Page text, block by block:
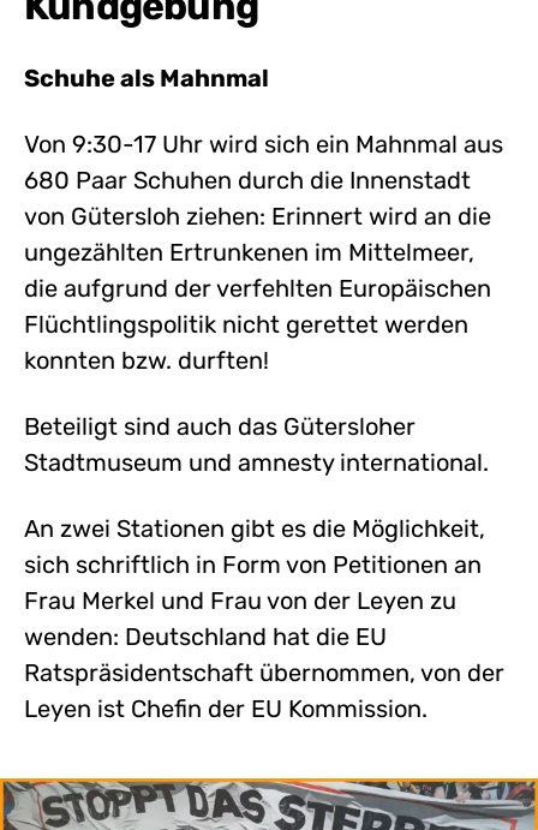
Schuhe als Mahnmal
Von 9:30-17 Uhr wird sich ein Mahnmal aus
680 Paar Schuhen durch die Innenstadt
von Gütersloh ziehen: Erinnert wird an die
ungezählten Ertrunkenen im Mittelmeer,
die aufgrund der verfehlten Europäischen
Flüchtlingspolitik nicht gerettet werden
konnten bzw. durften!
Beteiligt sind auch das Gütersloher
Stadtmuseum und amnesty international.
An zwei Stationen gibt es die Möglichkeit,
sich schriftlich in Form von Petitionen an
Frau Merkel und Frau von der Leyen zu
wenden: Deutschland hat die EU
Ratspräsidentschaft übernommen, von der
Leyen ist Chefin der EU Kommission.